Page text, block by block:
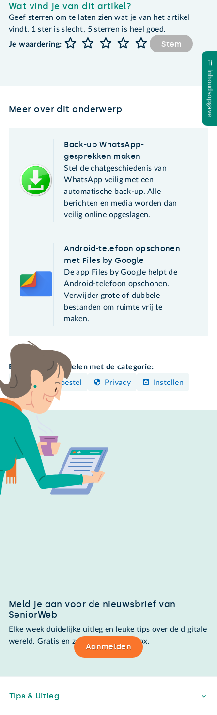
Inhoudsopgave
Wat vind je van dit artikel?
Geef sterren om te laten zien wat je van het artikel
vindt. 1 ster is slecht, 5 sterren is heel goed.
Je waardering:
Stem
Meer over dit onderwerp
Back-up WhatsApp-
gesprekken maken
Stel de chatgeschiedenis van
WhatsApp veilig met een
automatische back-up. Alle
berichten en media worden dan
veilig online opgeslagen.
Android-telefoon opschonen
met Files by Google
De app Files by Google helpt de
Android-telefoon opschonen.
Verwijder grote of dubbele
bestanden om ruimte vrij te
maken.
Bekijk meer artikelen met de categorie:
Android-toestel
Privacy Instellen
Meld je aan voor de nieuwsbrief van
SeniorWeb
Elke week duidelijke uitleg en leuke tips over de digitale
wereld. Gratis en zomaar in de mailbox.
Aanmelden
Tips & Uitleg